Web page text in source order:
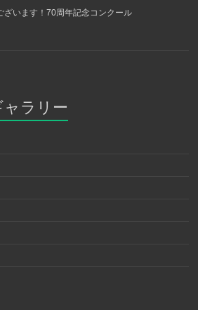
ざいます！70周年記念コンクール
ラリー